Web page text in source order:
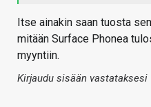
Itse ainakin saan tuosta
mitään Surface Phonea
myyntiin.
Kirjaudu sisään vastataksesi